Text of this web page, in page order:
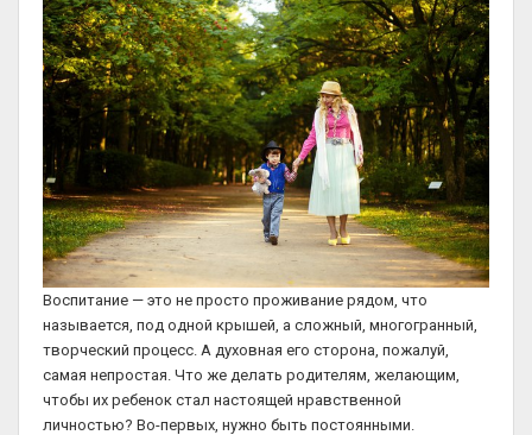
Воспитание — это не просто проживание рядом, что
называется, под одной крышей, а сложный, многогранный,
творческий процесс. А духовная его сторона, пожалуй,
самая непростая. Что же делать родителям, желающим,
чтобы их ребенок стал настоящей нравственной
личностью? Во-первых, нужно быть постоянными.